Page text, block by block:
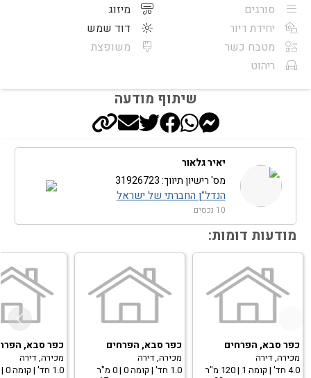
סורגים
יחידת דיור
מטבח כשר
ריהוט
מיזוג
דוד שמש
משופצת
שיתוף מודעה
יאיר גלאור
מס' רישיון תיווך: 31926723
הנדל"ן החברתי של ישראל
10 נכסים
מודעות דומות:
כפר סבא, הפרחים
מכירה, דירה
4.0 חד' | קומה 1 | 120 מ"ר
כפר סבא, הפרחים
מכירה, דירה
1.0 חד' | קומה 0 | 0 מ"ר
כפר סבא,
מכירה, דירה
1.0 חד' | קומה 0 | 0 מ"ר